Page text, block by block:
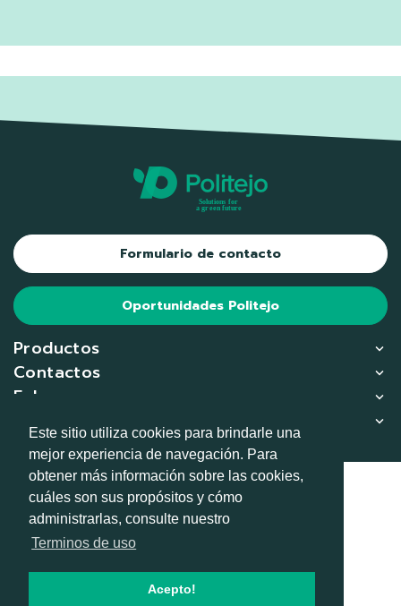
Este sitio utiliza cookies para brindarle una
mejor experiencia de navegación. Para
obtener más información sobre las cookies,
cuáles son sus propósitos y cómo
administrarlas, consulte nuestro
Terminos de uso
Acepto!
Formulario de contacto
Oportunidades Politejo
Productos
Contactos
Enlaces
Copliance
© 2026
Terminos de uso y privacidad
Condiciones generales de venta
Canal de denuncias